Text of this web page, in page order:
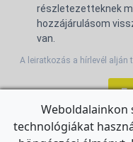
részletezetteknek
hozzájárulásom
van.
A leiratkozás a hírlevél alján
Weboldalainkon
technológiákat